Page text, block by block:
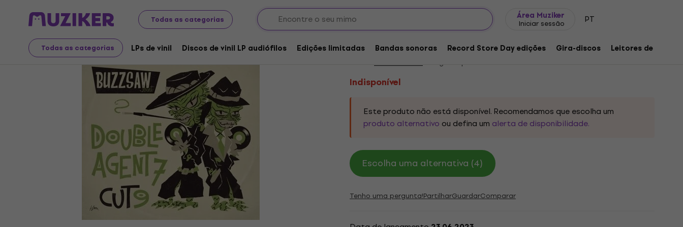
Todas as categorias
Área Muziker
Iniciar sessão PT
Todas as categorias LPs de vinil Discos de vinil LP audiófilos Edições limitadas Bandas sonoras Record Store Day edições Gira-discos Leitores de música
Discos LP e CDs
LPs de vinil
Indisponível
Various Artists - Double Agent 7 (Limited Edition) (LP)
Código do produto:
Indisponível
Este produto não está disponível. Recomendamos que escolha um
produto alternativo ou defina um alerta de disponibilidade.
Escolha uma alternativa (4)
Tenho uma pergunta!PartilharGuardarComparar